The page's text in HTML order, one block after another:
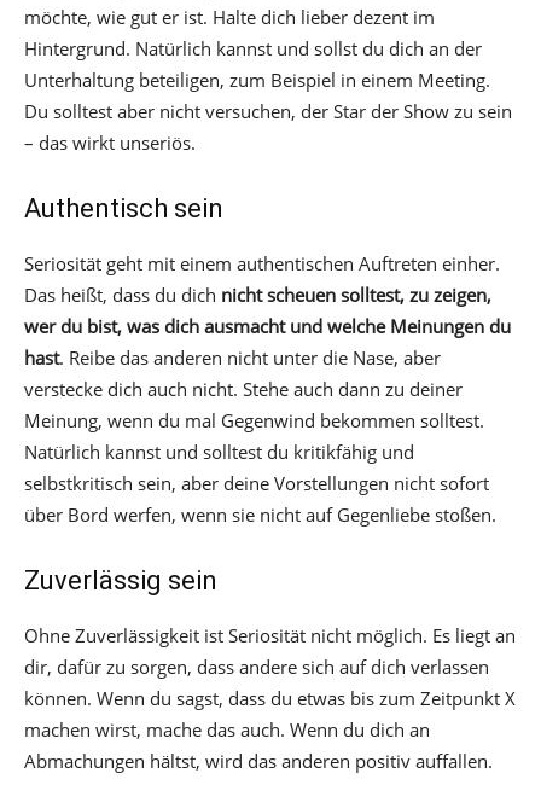
möchte, wie gut er ist. Halte dich lieber dezent im
Hintergrund. Natürlich kannst und sollst du dich an der
Unterhaltung beteiligen, zum Beispiel in einem Meeting.
Du solltest aber nicht versuchen, der Star der Show zu sein
– das wirkt unseriös.
Authentisch sein
Seriosität geht mit einem authentischen Auftreten einher.
Das heißt, dass du dich nicht scheuen solltest, zu zeigen,
wer du bist, was dich ausmacht und welche Meinungen du
hast. Reibe das anderen nicht unter die Nase, aber
verstecke dich auch nicht. Stehe auch dann zu deiner
Meinung, wenn du mal Gegenwind bekommen solltest.
Natürlich kannst und solltest du kritikfähig und
selbstkritisch sein, aber deine Vorstellungen nicht sofort
über Bord werfen, wenn sie nicht auf Gegenliebe stoßen.
Zuverlässig sein
Ohne Zuverlässigkeit ist Seriosität nicht möglich. Es liegt an
dir, dafür zu sorgen, dass andere sich auf dich verlassen
können. Wenn du sagst, dass du etwas bis zum Zeitpunkt X
machen wirst, mache das auch. Wenn du dich an
Abmachungen hältst, wird das anderen positiv auffallen.